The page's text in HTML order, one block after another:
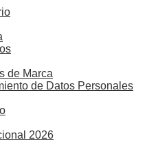
de Marca
de Datos Personales
2026